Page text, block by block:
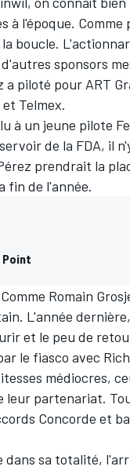
à l'époque. Comme
boucle.
sponsors
a piloté pour ART
Telmex.
à un jeune pilote
de la FDA, il
prendrait la
fin de l'année.
Point
Romain
L'année
et le peu de
le fiasco avec
médiocres,
leur partenariat.
Concorde et
dans sa totalité,